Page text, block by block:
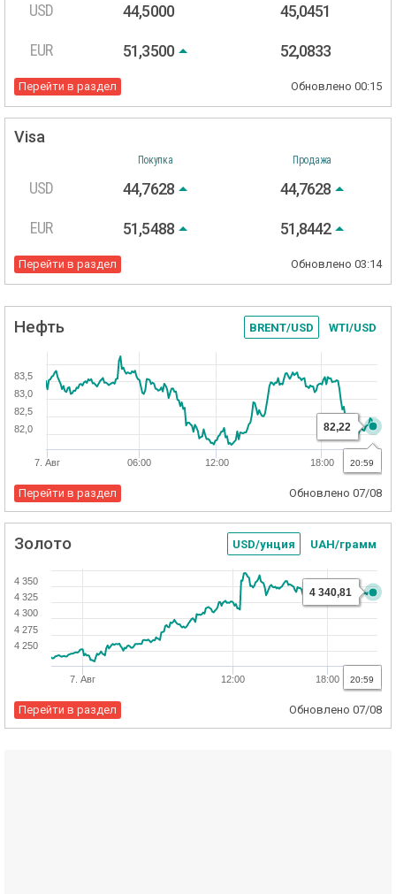
USD 44,5000 45,0451
EUR 51,3500 52,0833
Перейти в раздел Обновлено 00:15
Visa
Покупка Продажа
USD 44,7628 44,7628
EUR 51,5488 51,8442
Перейти в раздел Обновлено 03:14
Нефть BRENT/USD WTI/USD
7. Авг 12:00
06:00 18:00
82,0
82,5
83,0
83,5
20:59
82,22
Перейти в раздел Обновлено 07/08
Золото USD/унция UAH/грамм
7. Авг 12:00 18:00
4 250
4 275
4 300
4 325
4 350
20:59
4 340,81
Перейти в раздел Обновлено 07/08